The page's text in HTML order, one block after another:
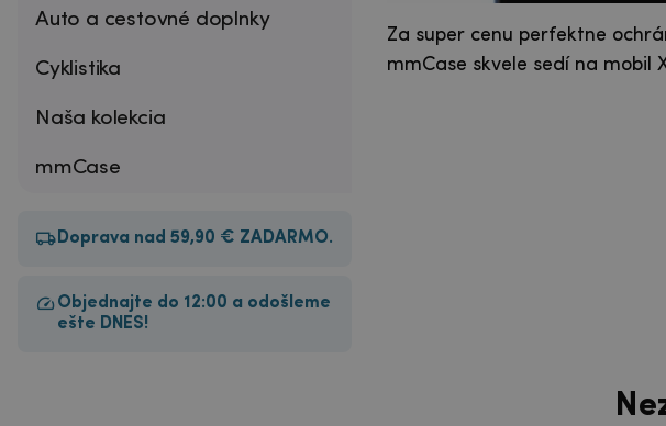
Auto a cestovné doplnky
Cyklistika
Naša kolekcia
mmCase
Doprava nad 59,90 € ZADARMO.
Objednajte do 12:00 a odošleme
ešte DNES!
Za super cenu perfektne
mmCase skvele sedí na mobil